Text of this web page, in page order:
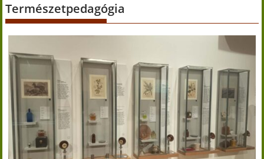
Természetpedagógia